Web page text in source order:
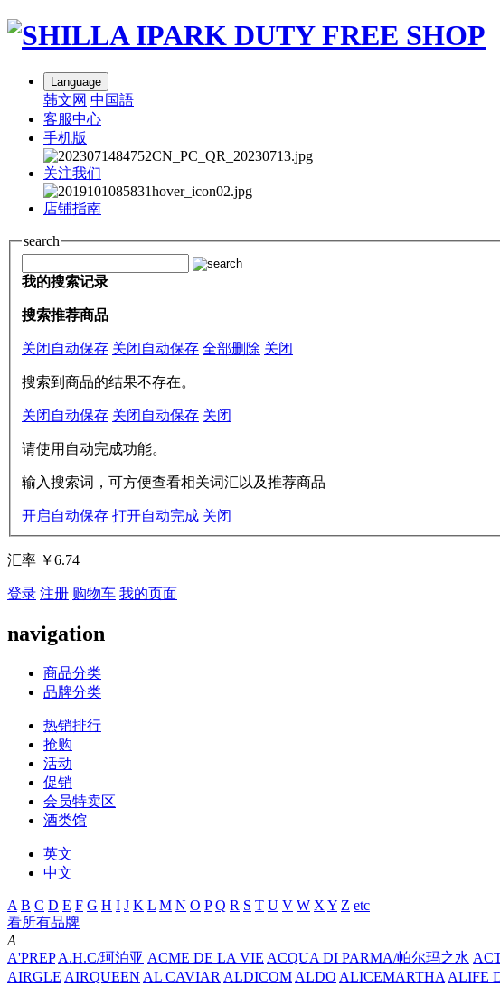
Language
韩文网 中国語
客服中心
手机版
关注我们
店铺指南
search
我的搜索记录
搜索推荐商品
关闭自动保存 关闭自动保存 全部删除 关闭
搜索到商品的结果不存在。
关闭自动保存 关闭自动保存 关闭
请使用自动完成功能。
输入搜索词，可方便查看相关词汇以及推荐商品
开启自动保存 打开自动完成 关闭
汇率 ￥6.74
登录 注册 购物车 我的页面
navigation
商品分类
品牌分类
热销排行
抢购
活动
促销
会员特卖区
酒类馆
英文
中文
A B C D E F G H I J K L M N O P Q R S T U V W X Y Z etc
看所有品牌
A
A'PREP A.H.C/珂泊亚 ACME DE LA VIE ACQUA DI PARMA/帕尔玛之水
AIRGLE AIRQUEEN AL CAVIAR ALDICOM ALDO ALICEMARTHA ALIFE